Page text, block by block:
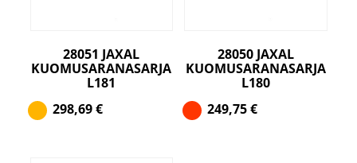
28051 JAXAL
KUOMUSARANASARJA
L181
298,69€
28050 JAXAL
KUOMUSARANASARJA
L180
249,75€